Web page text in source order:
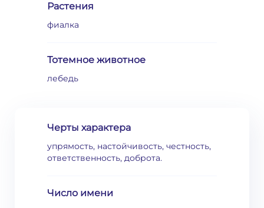
Растения
фиалка
Тотемное животное
лебедь
Черты характера
упрямость, настойчивость, честность,
ответственность, доброта.
Число имени